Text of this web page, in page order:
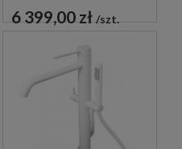
6 399,00 zł szt.